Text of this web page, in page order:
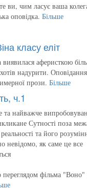
ви, чим ласує ваша
оповідка. Більше
класу еліт
виявилася аферисткою
хотів надурити.
прози. Більше
ч.1
та найважче
Сутності поза
та його
невідомо, як саме це все
переглядом фільма "Воно"